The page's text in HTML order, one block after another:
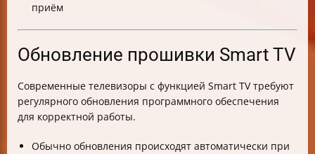
приём
Обновление прошивки Smart TV
Современные телевизоры с функцией Smart TV требуют
регулярного обновления программного обеспечения
для корректной работы.
Обычно обновления происходят автоматически при